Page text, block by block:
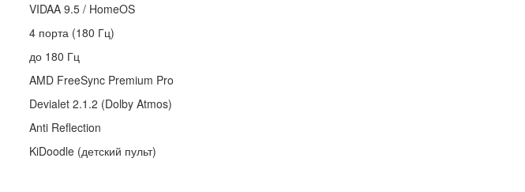
VIDAA 9.5 / HomeOS
4 порта (180 Гц)
до 180 Гц
AMD FreeSync Premium Pro
Devialet 2.1.2 (Dolby Atmos)
Anti Reflection
KiDoodle (детский пульт)